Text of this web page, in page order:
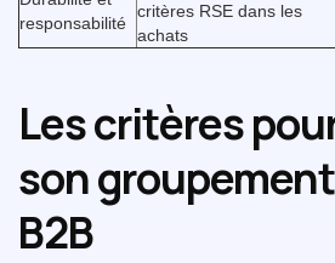
responsabilité
critères RSE dans les
achats
Les critères
son
B2B